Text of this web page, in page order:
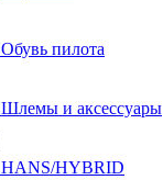
Обувь пилота
Шлемы и аксессуары
HANS/HYBRID